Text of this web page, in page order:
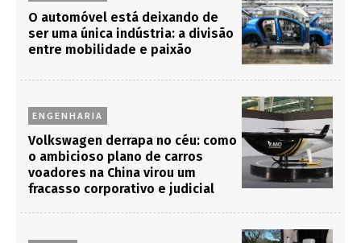
O automóvel está deixando de
ser uma única indústria: a divisão
entre mobilidade e paixão
ENGENHARIA
Volkswagen derrapa no céu: como
o ambicioso plano de carros
voadores na China virou um
fracasso corporativo e judicial